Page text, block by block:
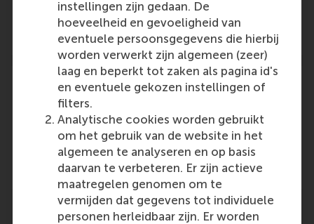
instellingen zijn gedaan. De
hoeveelheid en gevoeligheid van
eventuele persoonsgegevens die hierbij
worden verwerkt zijn algemeen (zeer)
laag en beperkt tot zaken als pagina id's
en eventuele gekozen instellingen of
filters.
Analytische cookies worden gebruikt
om het gebruik van de website in het
algemeen te analyseren en op basis
daarvan te verbeteren. Er zijn actieve
maatregelen genomen om te
vermijden dat gegevens tot individuele
personen herleidbaar zijn. Er worden
Role: Faculty
Reference type: Quoted
Media Outlets
Facto Online(Online)